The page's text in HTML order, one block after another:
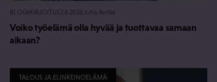
BLOGIKIRJOITUS2.6.2026 Juha Antila
Voiko työelämä olla hyvää ja tuottavaa samaan
aikaan?
TALOUS JA ELINKEINOELÄMÄ